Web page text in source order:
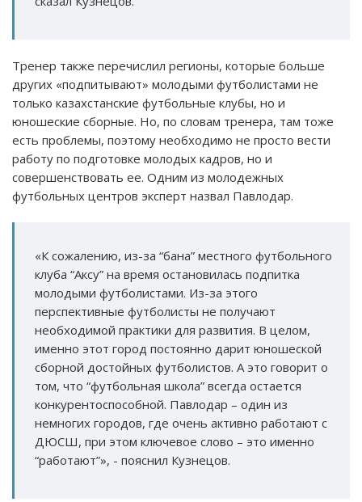
Тренер также перечислил регионы, которые больше
других «подпитывают» молодыми футболистами не
только казахстанские футбольные клубы, но и
юношеские сборные. Но, по словам тренера, там тоже
есть проблемы, поэтому необходимо не просто вести
работу по подготовке молодых кадров, но и
совершенствовать ее. Одним из молодежных
футбольных центров эксперт назвал Павлодар.
«К сожалению, из-за “бана” местного футбольного
клуба “Аксу” на время остановилась подпитка
молодыми футболистами. Из-за этого
перспективные футболисты не получают
необходимой практики для развития. В целом,
именно этот город постоянно дарит юношеской
сборной достойных футболистов. А это говорит о
том, что “футбольная школа” всегда остается
конкурентоспособной. Павлодар – один из
немногих городов, где очень активно работают с
ДЮСШ, при этом ключевое слово – это именно
“работают”», - пояснил Кузнецов.